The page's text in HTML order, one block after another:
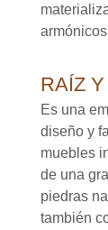
RAÍZ
Es una
diseño y
muebles
de una
piedras
también